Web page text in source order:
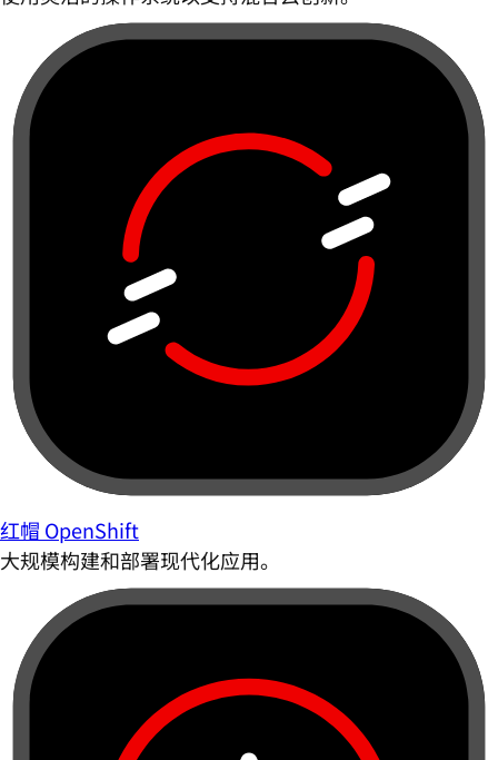
红帽 OpenShift
大规模构建和部署现代化应用。